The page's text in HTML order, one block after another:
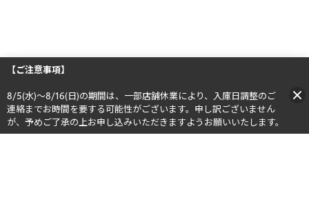
【ご注意事項】
8/5(水)～8/16(日)の期間は、一部店舗休業により、入庫日調整のご
連絡までお時間を要する可能性がございます。申し訳ございません
が、予めご了承の上お申し込みいただきますようお願いいたします。​​